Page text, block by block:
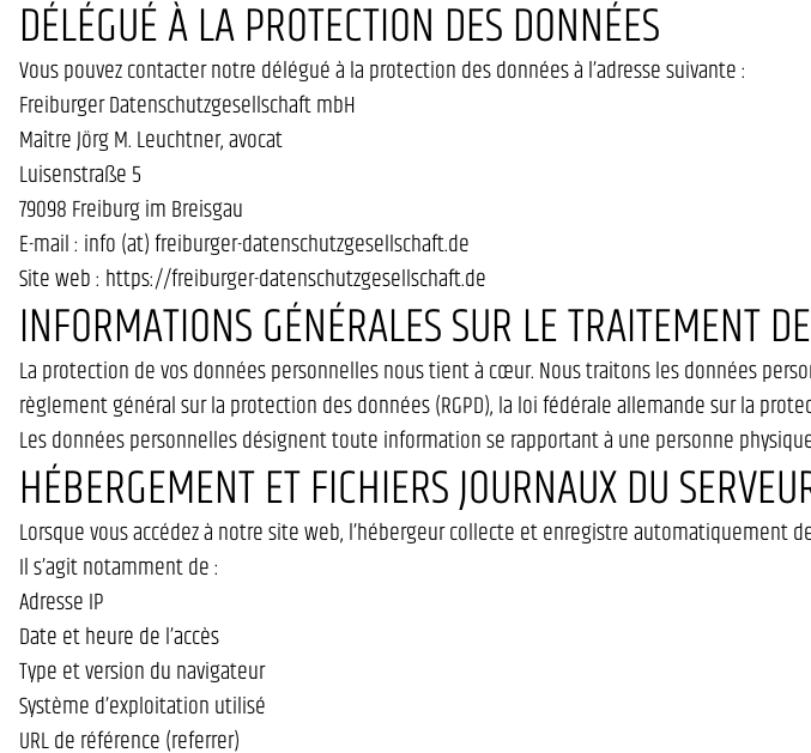
DÉLÉGUÉ À LA PROTECTION DES DONNÉES
Vous pouvez contacter notre délégué à la protection des données à l’adresse suivante :
Freiburger Datenschutzgesellschaft mbH
Maître Jörg M. Leuchtner, avocat
Luisenstraße 5
79098 Freiburg im Breisgau
E-mail : info (at) freiburger-datenschutzgesellschaft.de
Site web : https://freiburger-datenschutzgesellschaft.de
INFORMATIONS GÉNÉRALES SUR LE TRAITEMENT
La protection de vos données personnelles nous tient à cœur. Nous traitons les données
règlement général sur la protection des données (RGPD), la loi fédérale allemande sur la
Les données personnelles désignent toute information se rapportant à une personne
HÉBERGEMENT ET FICHIERS JOURNAUX DU
Lorsque vous accédez à notre site web, l’hébergeur collecte et enregistre automatiquement
Il s’agit notamment de :
Adresse IP
Date et heure de l’accès
Type et version du navigateur
Système d’exploitation utilisé
URL de référence (referrer)